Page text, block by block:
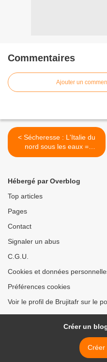
Commentaires
Ajouter un
< Sécheresse : L'Italie du
nord sous les eaux =
Inondations en Italie : le
Hébergé par Overblog
Top articles
Pages
Contact
Signaler un abus
C.G.U.
Cookies et données
Préférences cookies
Voir le profil de Brujitafr sur le
Créer un
Créer